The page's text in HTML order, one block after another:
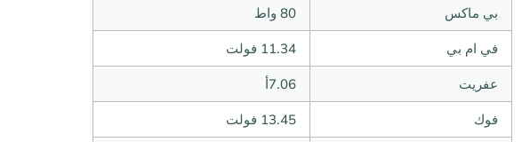
بي ماكس 80 واط
في ام بي 11.34 فولت
عفريت 7.06أ
فوك 13.45 فولت